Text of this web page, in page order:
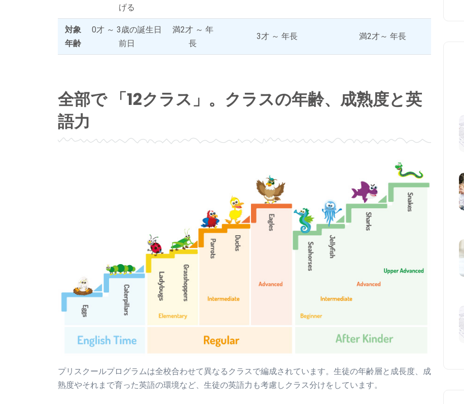
げる
対象
年齢
0才 ～ 3歳の誕生日
前日
満2才 ～ 年
長
3才 ～ 年長 満2才～ 年長
全部で 「12クラス」。クラスの年齢、成熟度と英
語力
プリスクールプログラムは全校合わせて異なるクラスで編成されています。生徒の年齢層と成長度、成
熟度やそれまで育った英語の環境など、生徒の英語力も考慮しクラス分けをしています。